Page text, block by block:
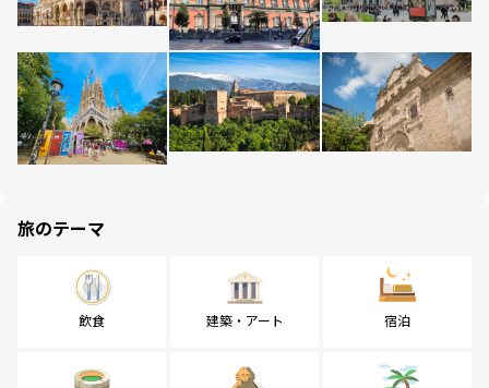
旅のテーマ
飲食 建築・アート 宿泊